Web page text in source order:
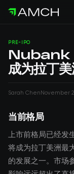
PRE-IPO
Nubank
成为拉丁
Sarah ChenNovember
当前格局
上市前格局已经发
将成为拉丁美洲最
的发展之一。市场